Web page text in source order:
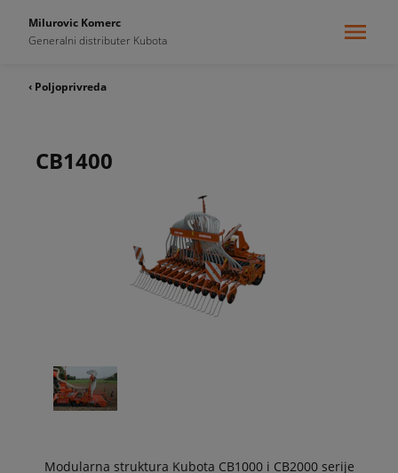
Milurovic Komerc
Generalni distributer Kubota
‹ Poljoprivreda
CB1400
Modularna struktura Kubota CB1000 i CB2000 serije